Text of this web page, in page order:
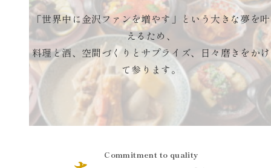
「世界中に金沢ファンを増やす」という大きな夢を叶
えるため、
料理と酒、空間づくりとサプライズ、日々磨きをかけ
て参ります。
Commitment to quality